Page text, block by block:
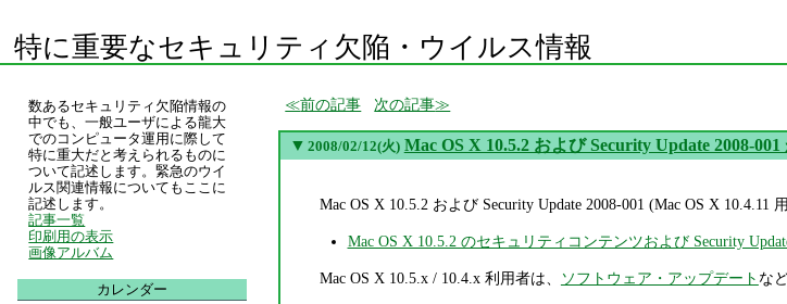
特に重要なセキュリティ欠陥・ウイルス情報
前の記事 次の記事
▼ 2008/02/12(火) Mac OS X 10.5.2 および Security Update 2008-
Mac OS X 10.5.2 および Security Update 2008-001 (Mac OS X
Mac OS X 10.5.2 のセキュリティコンテンツおよび Security
Mac OS X 10.5.x / 10.4.x 利用者は、 ソフトウェア・アップデート な
数あるセキュリティ欠陥情報の
中でも、一般ユーザによる龍大
でのコンピュータ運用に際して
特に重大だと考えられるものに
ついて記述します。緊急のウイ
ルス関連情報についてもここに
記述します。
記事一覧
印刷用の表示
画像アルバム
カレンダー